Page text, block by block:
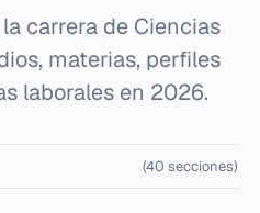
carrera de Ciencias
materias, perfiles
laborales en 2026.
(40 secciones)